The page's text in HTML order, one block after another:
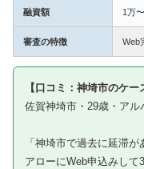
融資額 1万
審査の特徴 Web
【口コミ：神埼市のケー
佐賀神埼市・29歳・アル
「神埼市で過去に延滞
アローにWeb申込みし